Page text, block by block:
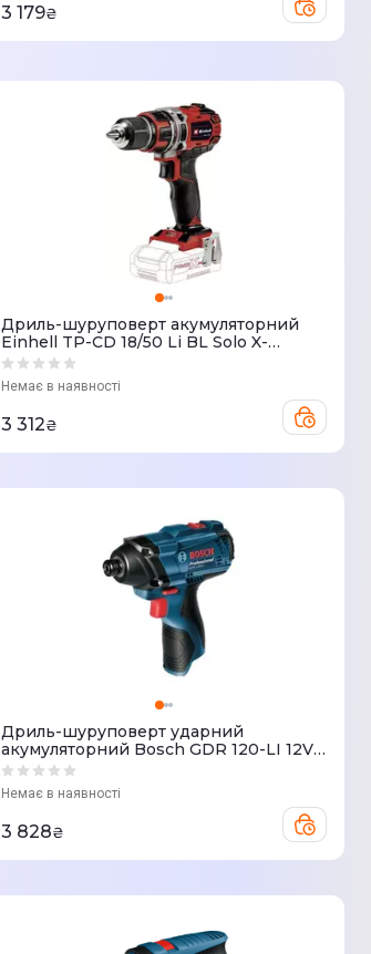
3 179₴
Дриль-шуруповерт акумуляторний
Einhell TP-CD 18/50 Li BL Solo X-
Change 18В (без АКБ та ЗП) 4513887
Немає в наявності
3 312₴
Дриль-шуруповерт ударний
акумуляторний Bosch GDR 120-LI 12V
без АКБ та ЗП
Немає в наявності
3 828₴